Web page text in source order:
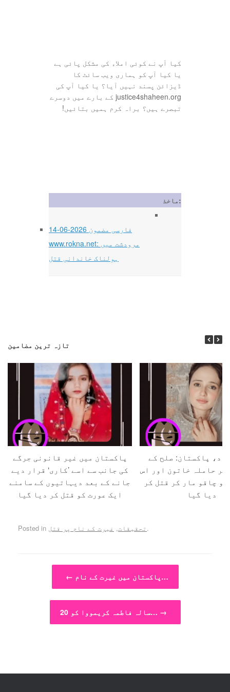
کیا آپ نے کوئی املاء کی مشکل پائی ہے
یا کیا آپ کو ہماری ویب سائٹ کا
ڈیزائن پسند نہیں آیا؟ یا کیا آپ کی
justice4shaheen.org کے بارے میں دوسرے
تبصرے ہیں؟ براہ کرم ہمیں بتائیں!
ماخذ:
14-06-2026 فارسی مضمون
www.rokna.net: مرودشت میں
ہولناک خاندانی قتل
تازہ ترین مضامین
پاکستان میں غیر قانونی جرگے
کی جانب سے اسے ’کاری‘ قرار دیے
جانے کے بعد دیہاتیوں کے سامنے
ایک عورت کو قتل کر دیا گیا
پاکستان: صلح کے
کر حاملہ خاتون اور اس
چاقو مار کر قتل کر
دیا گیا
Posted in تحقیقات, غیرت کے نام پر قتل .
Post navigation
← پاکستان میں غیرت کے نام…
20 سالہ فاطمہ کریمووا کو… →